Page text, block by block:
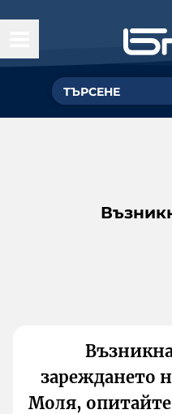
зареждането
Моля,